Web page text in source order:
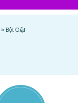
» Bột Giặt